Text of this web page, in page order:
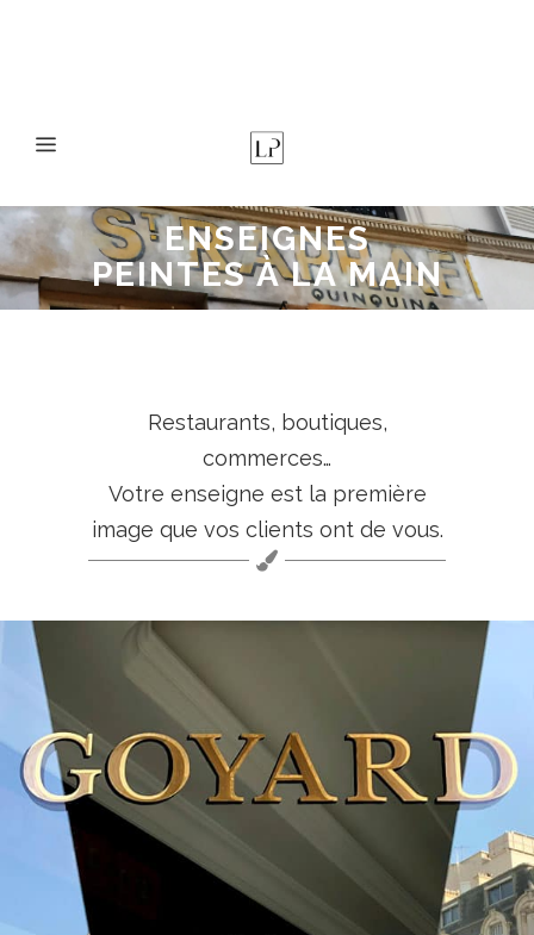
ENSEIGNES
PEINTES À LA MAIN
Restaurants, boutiques,
commerces…
Votre enseigne est la première
image que vos clients ont de vous.